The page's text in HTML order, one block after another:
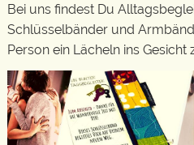
Bei uns findest Du
Schlüsselbänder und
Person ein Lächeln ins Gesicht